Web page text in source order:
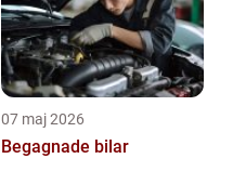
07 maj 2026
Begagnade bilar